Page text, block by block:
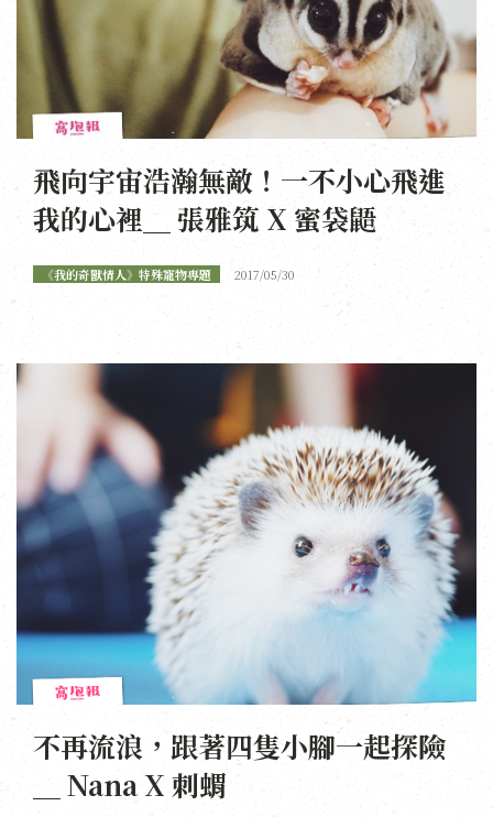
飛向宇宙浩瀚無敵！一不小心飛進
我的心裡＿ 張雅筑 X 蜜袋鼯
《我的奇獸情人》特殊寵物專題 2017/05/30
不再流浪，跟著四隻小腳一起探險
＿ Nana X 刺蝟